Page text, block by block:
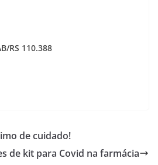
RS 110.388
de cuidado!
de kit para Covid na farmácia